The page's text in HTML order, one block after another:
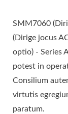
SMM7060
(Dirige jocus
optio) - Series
potest in
Consilium
virtutis
paratum.